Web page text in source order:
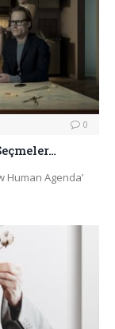
0
Human Agenda’